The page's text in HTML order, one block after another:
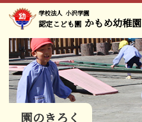
学校法人 小沢学園
認定こども園 かもめ幼稚園
園のきろく